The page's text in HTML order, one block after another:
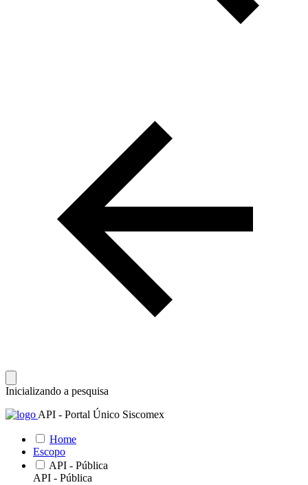
Inicializando a pesquisa
API - Portal Único Siscomex
Home
Escopo
API - Pública
API - Pública